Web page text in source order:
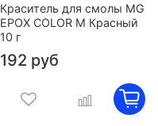
Краситель для смолы MG
EPOX COLOR M Красный
10 г
192 руб